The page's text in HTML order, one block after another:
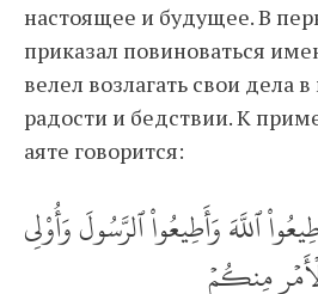
настоящее и будущее. В
приказал повиноваться
велел возлагать свои дела
радости и бедствии. К
аяте говорится:
ٱللَّهَ وَأَطِيعُواْ ٱلرَّسُولَ وَأُوْلِي
مِنكُمۡ